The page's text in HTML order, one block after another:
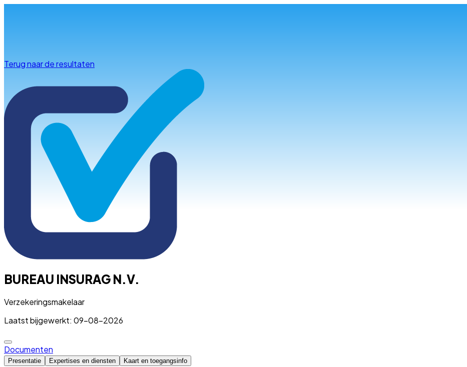
Terug naar de resultaten
BUREAU INSURAG N.V.
Verzekeringsmakelaar
Laatst bijgewerkt: 09-08-2026
Documenten
Presentatie Expertises en diensten Kaart en toegangsinfo